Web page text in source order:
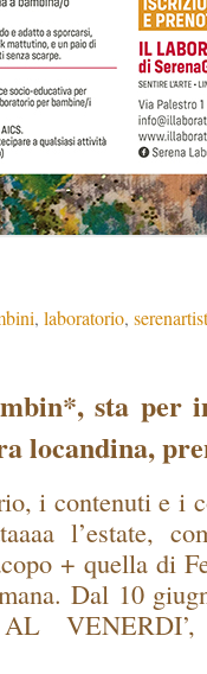
, laboratorio,
sta per
locandina,
i contenuti e i
l’estate,
+ quella di
Dal 10